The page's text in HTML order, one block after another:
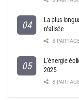
La plus
réalisée
8
L’énergie
2025
8